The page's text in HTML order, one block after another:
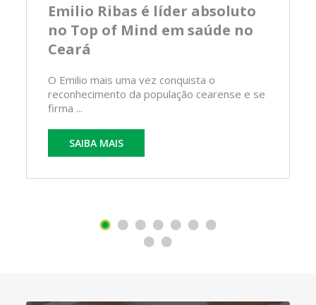
Emilio Ribas é líder absoluto
no Top of Mind em saúde no
Ceará
O Emilio mais uma vez conquista o
reconhecimento da população cearense e se
firma ...
SAIBA MAIS